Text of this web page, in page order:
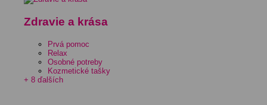
Zdravie a krása
Prvá pomoc
Relax
Osobné potreby
Kozmetické tašky
+ 8 ďalších